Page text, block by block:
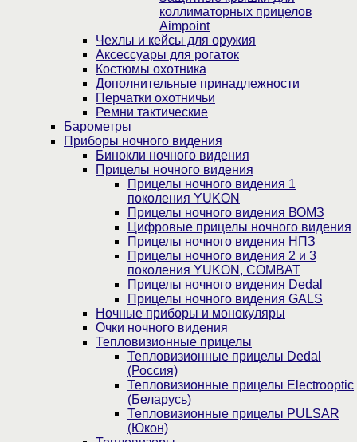
коллиматорных прицелов
Aimpoint
Чехлы и кейсы для оружия
Аксессуары для рогаток
Костюмы охотника
Дополнительные принадлежности
Перчатки охотничьи
Ремни тактические
Барометры
Приборы ночного видения
Бинокли ночного видения
Прицелы ночного видения
Прицелы ночного видения 1
поколения YUKON
Прицелы ночного видения ВОМЗ
Цифровые прицелы ночного видения
Прицелы ночного видения НПЗ
Прицелы ночного видения 2 и 3
поколения YUKON, COMBAT
Прицелы ночного видения Dedal
Прицелы ночного видения GALS
Ночные приборы и монокуляры
Очки ночного видения
Тепловизионные прицелы
Тепловизионные прицелы Dedal
(Россия)
Тепловизионные прицелы Electrooptic
(Беларусь)
Тепловизионные прицелы PULSAR
(Юкон)